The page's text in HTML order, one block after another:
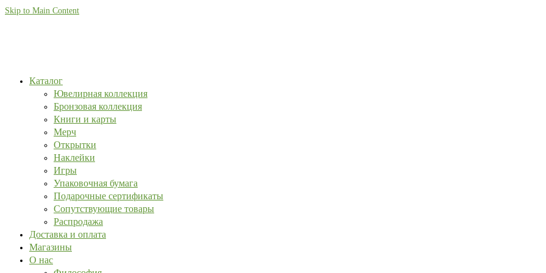
Skip to Main Content
Каталог
Ювелирная коллекция
Бронзовая коллекция
Книги и карты
Мерч
Открытки
Наклейки
Игры
Упаковочная бумага
Подарочные сертификаты
Сопутствующие товары
Распродажа
Доставка и оплата
Магазины
О нас